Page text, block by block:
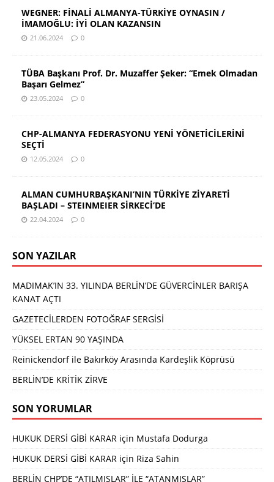
WEGNER: FİNALİ ALMANYA-TÜRKİYE OYNASIN /
İMAMOĞLU: İYİ OLAN KAZANSIN
21.06.2024 0
TÜBA Başkanı Prof. Dr. Muzaffer Şeker: “Emek Olmadan
Başarı Gelmez”
23.05.2024 0
CHP-ALMANYA FEDERASYONU YENİ YÖNETİCİLERİNİ
SEÇTİ
12.05.2024 0
ALMAN CUMHURBAŞKANI’NIN TÜRKİYE ZİYARETİ
BAŞLADI – STEINMEIER SİRKECİ’DE
22.04.2024 0
SON YAZILAR
MADIMAK’IN 33. YILINDA BERLİN’DE GÜVERCİNLER BARIŞA
KANAT AÇTI
GAZETECİLERDEN FOTOĞRAF SERGİSİ
YÜKSEL ERTAN 90 YAŞINDA
Reinickendorf ile Bakırköy Arasında Kardeşlik Köprüsü
BERLİN’DE KRİTİK ZİRVE
SON YORUMLAR
HUKUK DERSİ GİBİ KARAR için Mustafa Dodurga
HUKUK DERSİ GİBİ KARAR için Riza Sahin
BERLİN CHP’DE “ATILMIŞLAR” İLE “ATANMIŞLAR”